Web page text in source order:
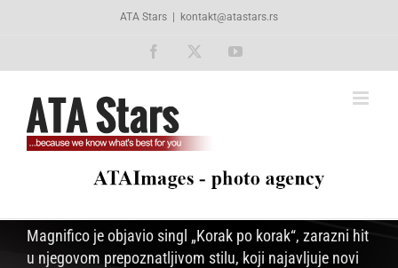
ATA Stars kontakt@atastars.rs
Facebook YouTube
Magnifico je objavio singl „Korak po korak“, zarazni hit
u njegovom prepoznatljivom stilu, koji najavljuje novi